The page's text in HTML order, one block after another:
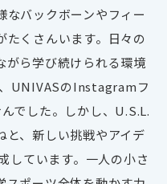
バックボーンやフィー
たくさんいます。日々の
がら学び続けられる環境
UNIVASのInstagramフ
でした。しかし、U.S.L.
と、新しい挑戦やアイデ
しています。一人の小さ